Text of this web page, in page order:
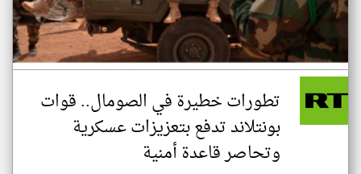
تطورات خطيرة في الصومال.. قوات
بونتلاند تدفع بتعزيزات عسكرية
وتحاصر قاعدة أمنية